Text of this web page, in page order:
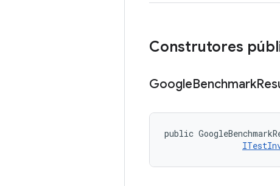
Construtores
GoogleBenchmark
public